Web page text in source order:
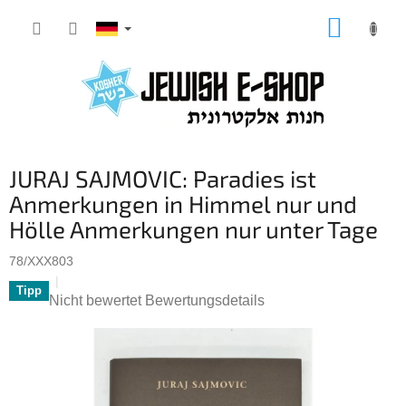
Inhalt
JURAJ SAJMOVIC: Paradies ist
Anmerkungen in Himmel nur und
Hölle Anmerkungen nur unter Tage
78/XXX803
Tipp
Die
Nicht bewertet Bewertungsdetails